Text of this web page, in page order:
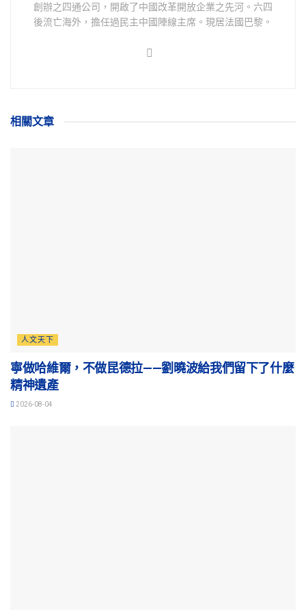
創辦之四通公司，開啟了中國改革開放企業之先河。六四
後流亡海外，擔任過民主中國陣線主席。現居法國巴黎。
相關文章
人文天下
寧做哈維爾，不做昆德拉——劉曉波給我們留下了什麼
精神遺產
2026-08-04